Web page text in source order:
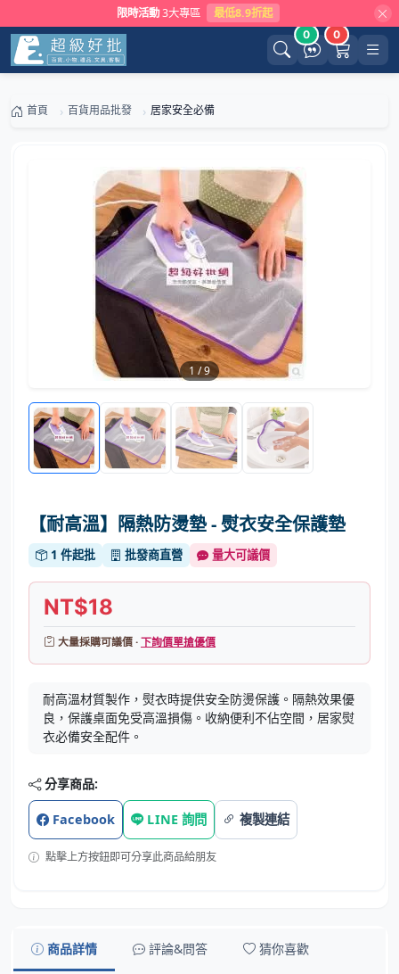
限時活動 3大專區 最低8.9折起
0 0
首頁 百貨用品批發 居家安全必備
1 /9
【耐高溫】隔熱防燙墊 - 熨衣安全保護墊
1 件起批 批發商直營 量大可議價
NT$18
大量採購可議價 ·下詢價單搶優價
耐高溫材質製作，熨衣時提供安全防燙保護。隔熱效果優
良，保護桌面免受高溫損傷。收納便利不佔空間，居家熨
衣必備安全配件。
分享商品:
Facebook LINE 詢問 複製連結
點擊上方按鈕即可分享此商品給朋友
商品詳情 評論&問答 猜你喜歡